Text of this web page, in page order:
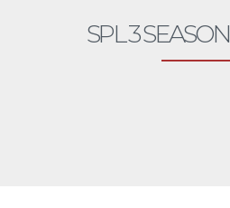
SPL 3 SEASON